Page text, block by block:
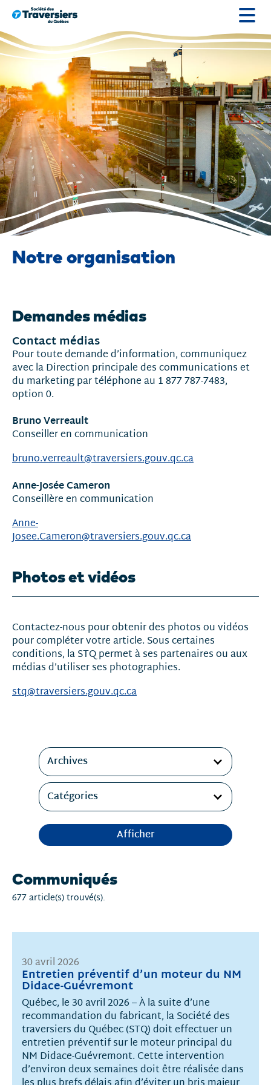
Passer
au
contenu
Notre organisation
et
communiqués
Demandes médias
Contact médias
Pour toute demande d’information, communiquez
avec la Direction principale des communications et
du marketing par téléphone au 1 877 787-7483,
option 0.
Bruno Verreault
Conseiller en communication
bruno.verreault@traversiers.gouv.qc.ca
Anne-Josée Cameron
Conseillère en communication
Anne-
Josee.Cameron@traversiers.gouv.qc.ca
Photos et vidéos
Contactez-nous pour obtenir des photos ou vidéos
pour compléter votre article. Sous certaines
conditions, la STQ permet à ses partenaires ou aux
médias d’utiliser ses photographies.
stq@traversiers.gouv.qc.ca
Filtres
Archives
Catégories
Afficher
Communiqués
677 article(s) trouvé(s).
Entretien préventif d’un moteur du NM
Didace-Guévremont
30 avril 2026
Québec, le 30 avril 2026 – À la suite d’une
recommandation du fabricant, la Société des
traversiers du Québec (STQ) doit effectuer un
entretien préventif sur le moteur principal du
NM Didace-Guévremont. Cette intervention
d’environ deux semaines doit être réalisée dans